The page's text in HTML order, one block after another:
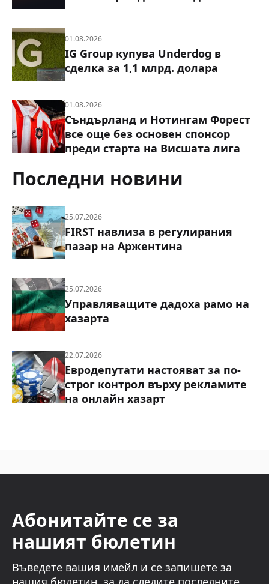
01.08.2026
IG Group купува Underdog в
сделка за 1,1 млрд. долара
01.08.2026
Съндърланд и Нотингам Форест
все още без основен спонсор
преди старта на Висшата лига
Последни новини
25.07.2026
FIRST навлиза в регулирания
пазар на Аржентина
25.07.2026
Управляващите дадоха рамо на
хазарта
22.07.2026
Евродепутати настояват за по-
строг контрол върху рекламите
на онлайн хазарт
Абонитайте се за
нашият бюлетин
Въведете вашия имейл и се запишете за